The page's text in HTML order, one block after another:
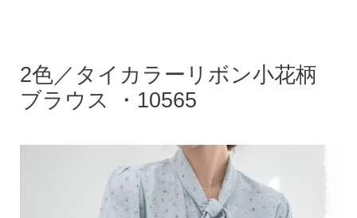
2色／タイカラーリボン小花柄
ブラウス ・10565